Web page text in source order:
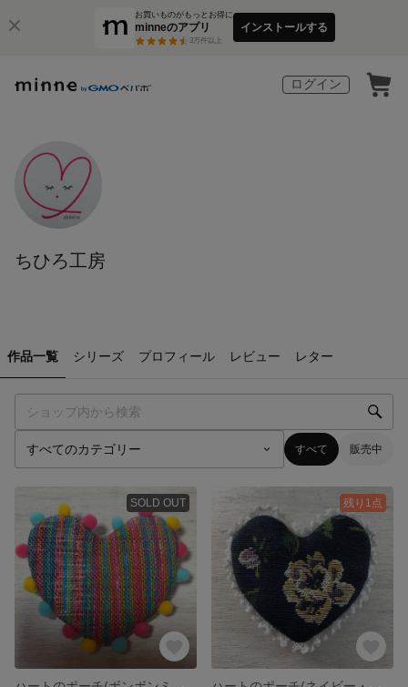
お買いものがもっとお得に
minneのアプリ
3万件以上
インストールする
ログイン
ちひろ工房
作品一覧 シリーズ プロフィール レビュー レター
すべて 販売中
SOLD OUT 残り1点